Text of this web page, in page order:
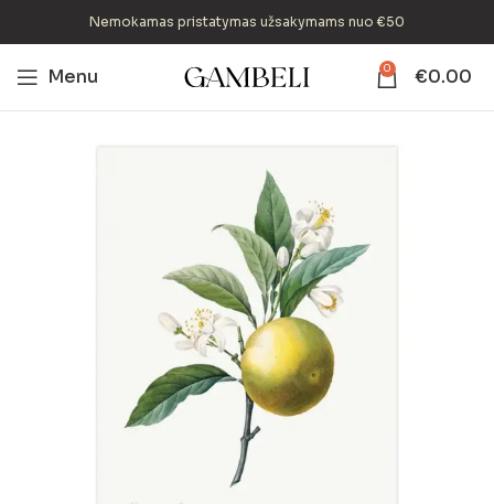
Nemokamas pristatymas užsakymams nuo €50
Menu 0 €0.00